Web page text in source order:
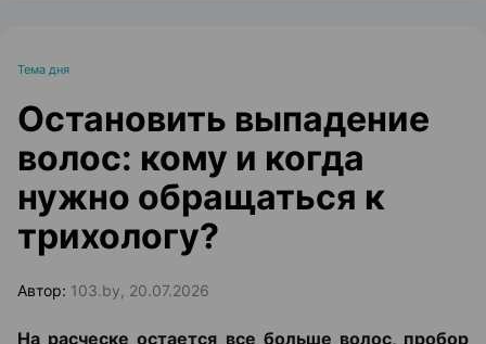
Тема дня
Остановить выпадение
волос: кому и когда
нужно обращаться к
трихологу?
Автор: 103.by, 20.07.2026
На расческе остается все больше волос, пробор